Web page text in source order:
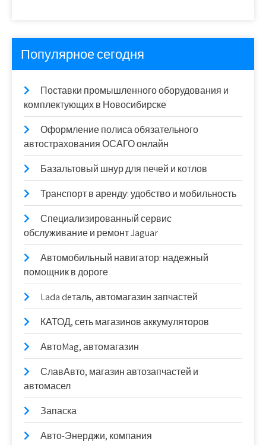
Популярное сегодня
Поставки промышленного оборудования и
комплектующих в Новосибирске
Оформление полиса обязательного
автострахования ОСАГО онлайн
Базальтовый шнур для печей и котлов
Транспорт в аренду: удобство и мобильность
Специализированный сервис
обслуживание и ремонт Jaguar
Автомобильный навигатор: надежный
помощник в дороге
Lada deталь, автомагазин запчастей
КАТОД, сеть магазинов аккумуляторов
АвтоMag, автомагазин
СлавАвто, магазин автозапчастей и
автомасел
Запаска
Авто-Энерджи, компания